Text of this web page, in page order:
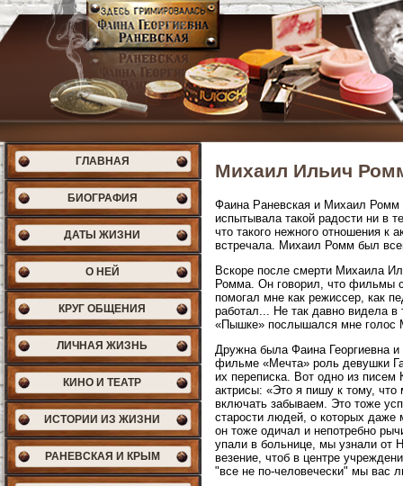
ГЛАВНАЯ
БИОГРАФИЯ
ДАТЫ ЖИЗНИ
О НЕЙ
КРУГ ОБЩЕНИЯ
ЛИЧНАЯ ЖИЗНЬ
КИНО И ТЕАТР
ИСТОРИИ ИЗ ЖИЗНИ
РАНЕВСКАЯ И КРЫМ
Михаил Ильич
Фаина Раневская и Михаил Ромм
испытывала такой радости ни в
что такого нежного отношения к
встречала. Михаил Ромм был
Вскоре после смерти Михаила
Ромма. Он говорил, что фильмы
помогал мне как режиссер, как
работал... Не так давно видела
«Пышке» послышался мне голос
Дружна была Фаина Георгиевна
фильме «Мечта» роль девушки
их переписка. Вот одно из писем
актрисы: «Это я пишу к тому,
включать забываем. Это тоже
старости людей, о которых даже
он тоже одичал и непотребно
упали в больнице, мы узнали от
везение, чтоб в центре
"все не по-человечески" мы вас